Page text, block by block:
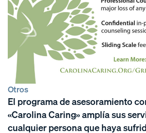
Otros
El programa de asesoramiento
«Carolina Caring» amplía sus
cualquier persona que haya